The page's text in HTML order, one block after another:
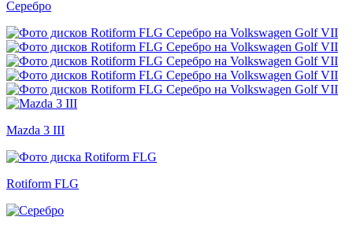
Серебро
Mazda 3 III
Rotiform FLG